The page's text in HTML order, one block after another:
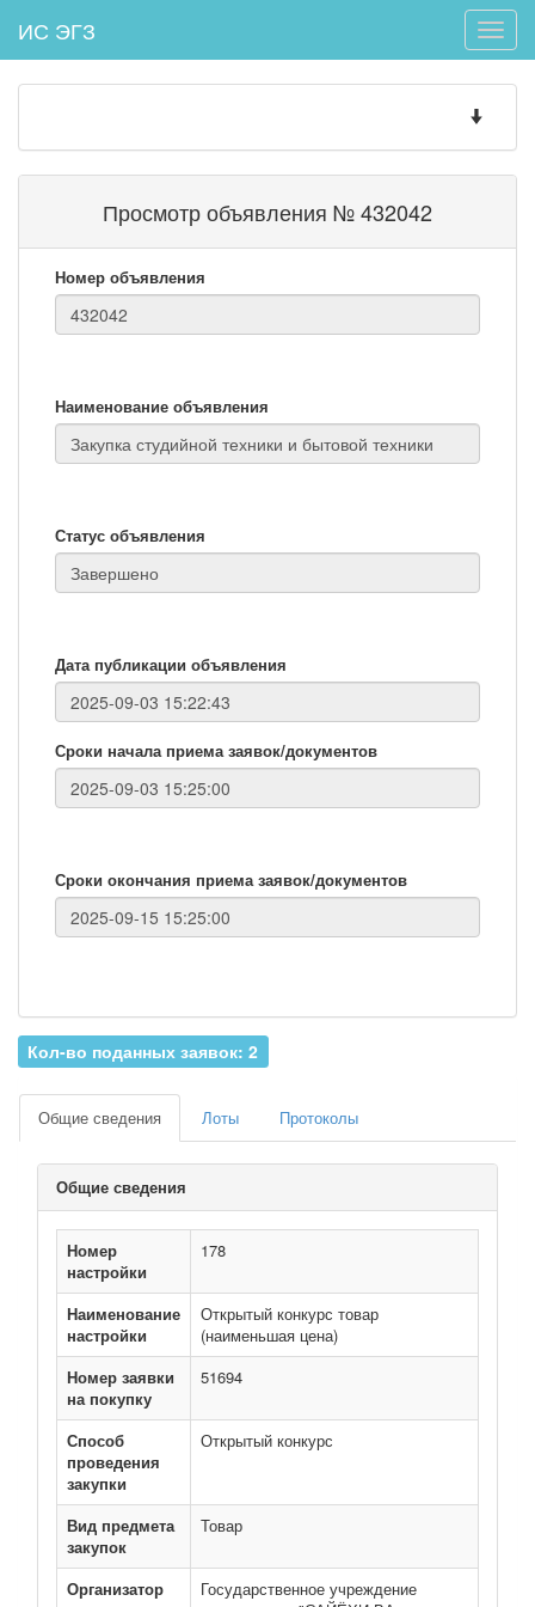
Toggle
ИС ЭГЗ
Toggle
Просмотр объявления № 432042
Номер объявления
Наименование объявления
Статус объявления
Дата публикации объявления
Сроки начала приема заявок/документов
Сроки окончания приема заявок/документов
Кол-во поданных заявок: 2
Общие сведения Лоты Протоколы
Общие сведения
Номер
настройки
178
Наименование
настройки
Открытый конкурс товар
(наименьшая цена)
Номер заявки
на покупку
51694
Способ
проведения
закупки
Открытый конкурс
Вид предмета
закупок
Товар
Организатор
Государственное учреждение